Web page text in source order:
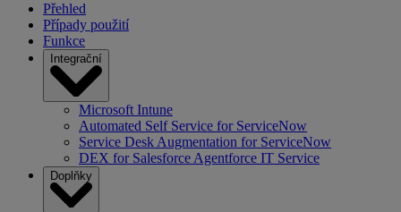
Přehled
Případy použití
Funkce
Integrační
Microsoft Intune
Automated Self Service for ServiceNow
Service Desk Augmentation for ServiceNow
DEX for Salesforce Agentforce IT Service
Doplňky